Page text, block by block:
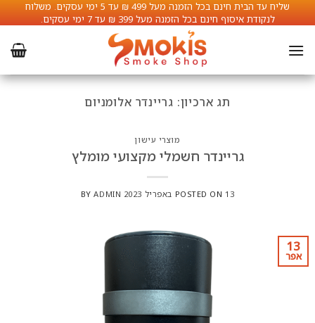
to
content
שליח עד הבית חינם בכל הזמנה מעל 499 ₪ עד 5 ימי עסקים. משלוח
לנקודת איסוף חינם בכל הזמנה מעל 399 ₪ עד 7 ימי עסקים.
תג ארכיון: גריינדר אלומניום
מוצרי עישון
גריינדר חשמלי מקצועי מומלץ
POSTED ON 13 באפריל 2023 BYADMIN
13
אפר